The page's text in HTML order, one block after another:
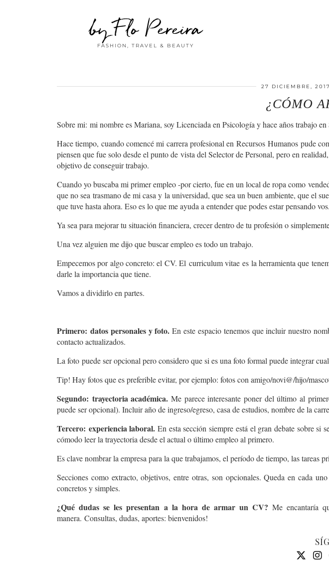
by Flo Pereira
FASHION, TRAVEL & BEAUTY
27 DICIEMBRE, 2017
¿CÓMO
Sobre mi: mi nombre es Mariana, soy Licenciada en Psicología y hace años trabajo
Hace tiempo, cuando comencé mi carrera profesional enRecursos Humanospude
piensen que fue solo desde el punto de vista del Selector de Personal, pero en
objetivo de conseguir trabajo.
Cuando yo buscaba mi primer empleo -por cierto, fue en un local de ropa como
que no sea trasmano de mi casa y la universidad, que sea un buen ambiente, que el
que tuve hasta ahora. Eso es lo que me ayuda a entender que podes estar pensando vos.
Ya sea para mejorar tu situación financiera, crecer dentro de tu profesión o
Una vez alguien me dijo que buscar empleo es todo un trabajo.
Empecemos por algo concreto: el CV. El curriculum vitae es la herramienta que
darle la importancia que tiene.
Vamos a dividirlo en partes.
Primero: datos personales y foto. En este espacio tenemos que incluir nuestro
contacto actualizados.
La foto puede ser opcional pero considero que si es una foto formal puede integrar
Tip! Hay fotos que es preferible evitar, por ejemplo: fotos con amigo/novi@/hijo/
Segundo: trayectoria académica. Me parece interesante poner del último al
puede ser opcional). Incluir año de ingreso/egreso, casa de estudios, nombre de la
Tercero: experiencia laboral. En esta sección siempre está el gran debate sobre
cómodo leer la trayectoria desde el actual o último empleo al primero.
Es clave nombrar la empresa para la que trabajamos, el período de tiempo, las tareas
Secciones como extracto, objetivos, entre otras, son opcionales. Queda en cada
concretos y simples.
¿Qué dudas se les presentan a la hora de armar un CV? Me encantaría
manera. Consultas, dudas, aportes: bienvenidos!